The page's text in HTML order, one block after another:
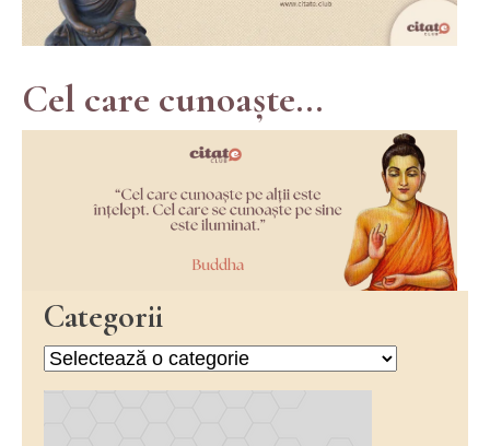
Cel care cunoaște...
Categorii
Categorii